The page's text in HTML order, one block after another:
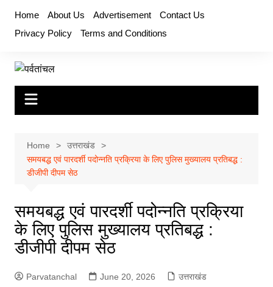
content
Home About Us Advertisement
Contact Us
Privacy Policy
Terms and Conditions
Home
उत्तराखंड
समयबद्ध एवं पारदर्शी पदोन्नति प्रक्रिया के लिए पुलिस मुख्यालय प्रतिबद्ध :
डीजीपी दीपम सेठ
समयबद्ध एवं पारदर्शी पदोन्नति प्रक्रिया
के लिए पुलिस मुख्यालय प्रतिबद्ध :
डीजीपी दीपम सेठ
Parvatanchal June 20, 2026 उत्तराखंड